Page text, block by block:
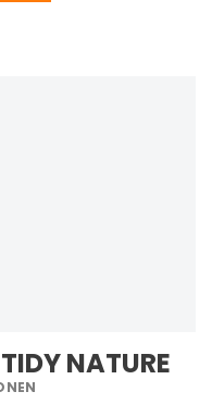
NATURE